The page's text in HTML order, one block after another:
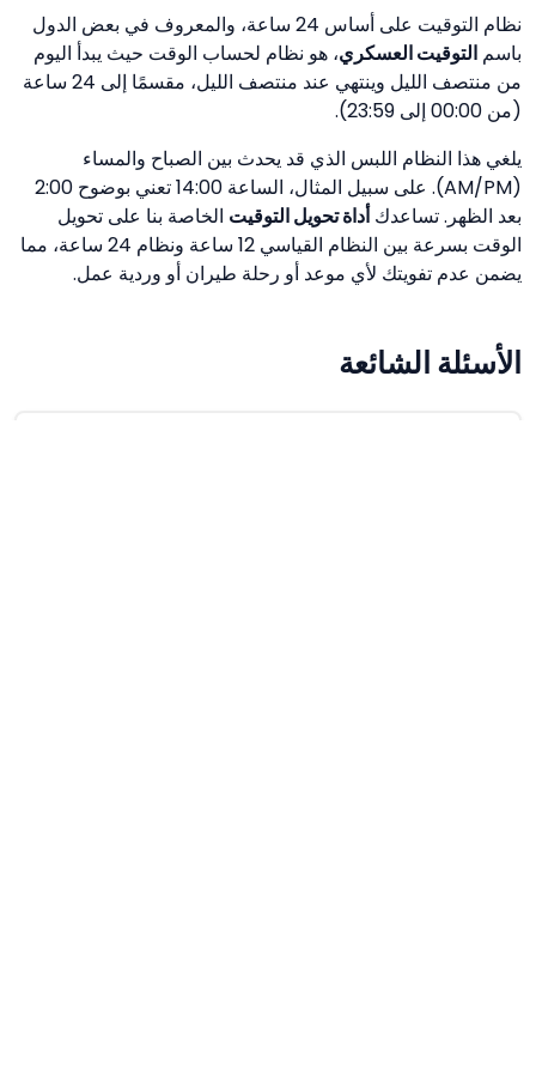
نظام التوقيت على أساس 24 ساعة، والمعروف في بعض الدول
باسم التوقيت العسكري، هو نظام لحساب الوقت حيث يبدأ اليوم
من منتصف الليل وينتهي عند منتصف الليل، مقسمًا إلى 24 ساعة
(من 00:00 إلى 23:59).
يلغي هذا النظام اللبس الذي قد يحدث بين الصباح والمساء
(AM/PM). على سبيل المثال، الساعة 14:00 تعني بوضوح 2:00
بعد الظهر. تساعدكأداة تحويل التوقيت الخاصة بنا على تحويل
الوقت بسرعة بين النظام القياسي 12 ساعة ونظام 24 ساعة، مما
يضمن عدم تفويتك لأي موعد أو رحلة طيران أو وردية عمل.
الأسئلة الشائعة